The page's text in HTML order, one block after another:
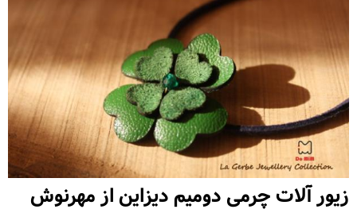
زیور آلات چرمی دومیم دیزاین از مهرنوش